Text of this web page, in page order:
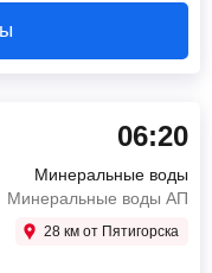
06:20
Минеральные воды
Минеральные воды АП
28 км от Пятигорска